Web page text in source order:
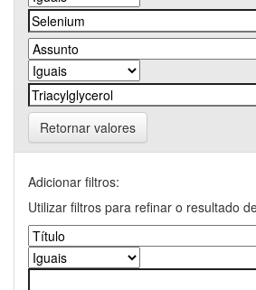
Retornar valores
Adicionar filtros:
Utilizar filtros para refinar o resultado